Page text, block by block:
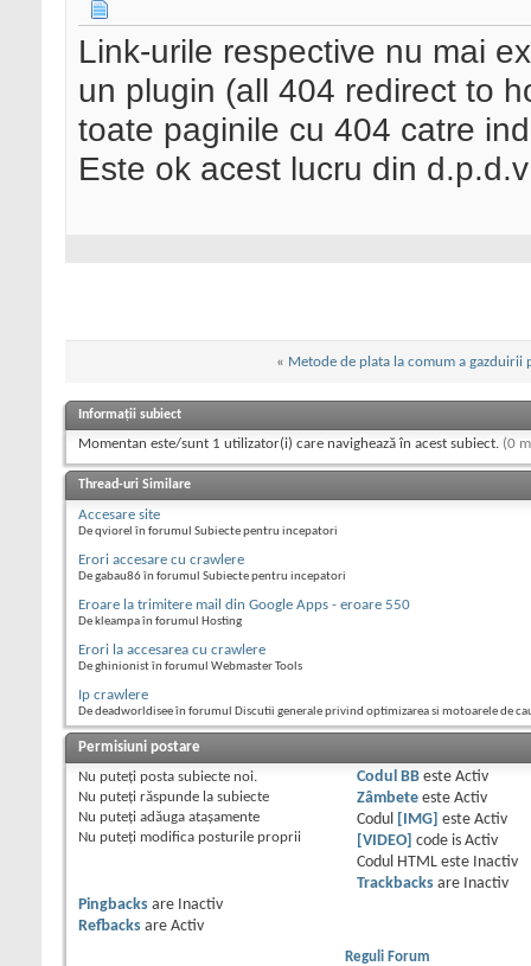
Link-urile respective nu mai
un plugin (all 404 redirect to
toate paginile cu 404 catre
Este ok acest lucru din
« Metode de plata la comum a
Informații subiect
Momentan este/sunt 1 utilizator(i) care navighează în acest subiect. (0
Thread-uri Similare
Accesare site
De qviorel în forumul Subiecte pentru incepatori
Erori accesare cu crawlere
De gabau86 în forumul Subiecte pentru incepatori
Eroare la trimitere mail din Google Apps - eroare 550
De kleampa în forumul Hosting
Erori la accesarea cu crawlere
De ghinionist în forumul Webmaster Tools
Ip crawlere
De deadworldisee în forumul Discutii generale privind optimizarea si motoarele de
Permisiuni postare
Nu puteţi posta subiecte noi.
Nu puteţi răspunde la subiecte
Nu puteţi adăuga ataşamente
Nu puteţi modifica posturile proprii
Codul BBeste Activ
Zâmbeteeste Activ
Codul
[IMG] este Activ
[VIDEO] code is Activ
Codul HTML este
Inactiv
Trackbacksare
Inactiv
Pingbacks are
Inactiv
Refbacks are Activ
Reguli Forum